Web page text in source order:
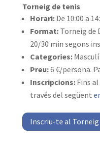
Torneig de tenis
Horari: De 10:00 a
Format: Torneig de
20/30 min segons
Categories:
Preu:6 €/persona.
Inscripcions:Fins al
través del següent
Inscriu-te al